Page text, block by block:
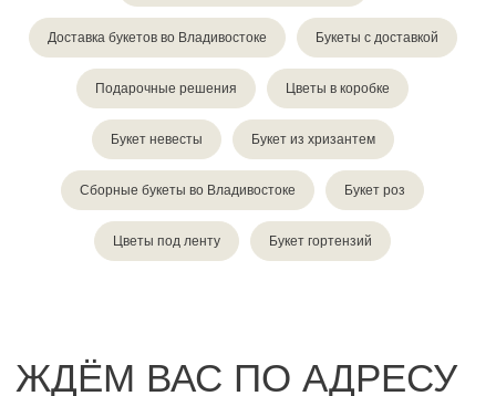
Доставка букетов во Владивостоке Букеты с доставкой
Подарочные решения Цветы в коробке
Букет невесты Букет из хризантем
Сборные букеты во Владивостоке Букет роз
Цветы под ленту Букет гортензий